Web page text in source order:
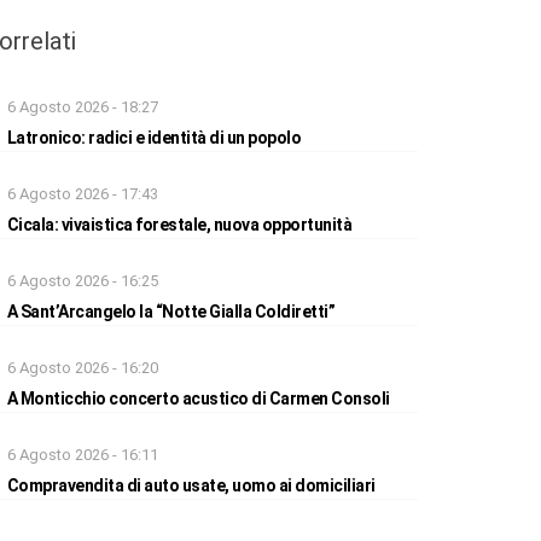
6 Agosto 2026 - 18:27
Latronico: radici e identità di un popolo
6 Agosto 2026 - 17:43
Cicala: vivaistica forestale, nuova opportunità
6 Agosto 2026 - 16:25
A Sant’Arcangelo la “Notte Gialla Coldiretti”
6 Agosto 2026 - 16:20
A Monticchio concerto acustico di Carmen Consoli
6 Agosto 2026 - 16:11
Compravendita di auto usate, uomo ai domiciliari